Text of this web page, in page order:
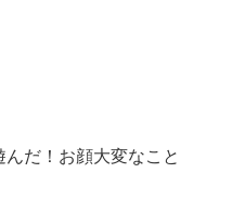
だ！お顔大変なこと